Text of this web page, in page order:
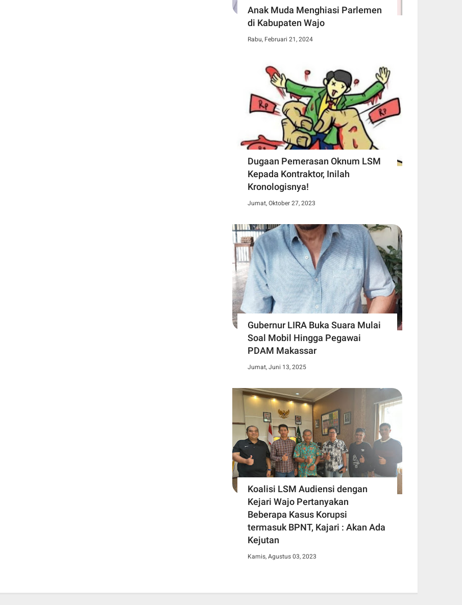
Anak Muda Menghiasi Parlemen
di Kabupaten Wajo
Rabu, Februari 21, 2024
Dugaan Pemerasan Oknum LSM
Kepada Kontraktor, Inilah
Kronologisnya!
Jumat, Oktober 27, 2023
Gubernur LIRA Buka Suara Mulai
Soal Mobil Hingga Pegawai
PDAM Makassar
Jumat, Juni 13, 2025
Koalisi LSM Audiensi dengan
Kejari Wajo Pertanyakan
Beberapa Kasus Korupsi
termasuk BPNT, Kajari : Akan Ada
Kejutan
Kamis, Agustus 03, 2023